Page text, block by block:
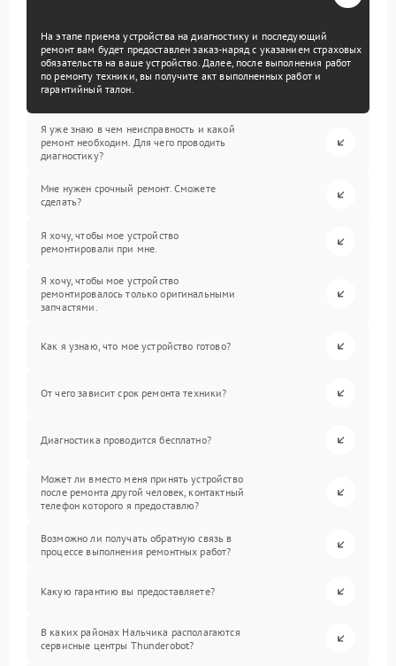
На этапе приема устройства на диагностику и последующий
ремонт вам будет предоставлен заказ-наряд с указанием страховых
обязательств на ваше устройство. Далее, после выполнения работ
по ремонту техники, вы получите акт выполненных работ и
гарантийный талон.
Я уже знаю в чем неисправность и какой
ремонт необходим. Для чего проводить
диагностику?
Мне нужен срочный ремонт. Сможете
сделать?
Я хочу, чтобы мое устройство
ремонтировали при мне.
Я хочу, чтобы мое устройство
ремонтировалось только оригинальными
запчастями.
Как я узнаю, что мое устройство готово?
От чего зависит срок ремонта техники?
Диагностика проводится бесплатно?
Может ли вместо меня принять устройство
после ремонта другой человек, контактный
телефон которого я предоставлю?
Возможно ли получать обратную связь в
процессе выполнения ремонтных работ?
Какую гарантию вы предоставляете?
В каких районах Нальчика располагаются
сервисные центры Thunderobot?